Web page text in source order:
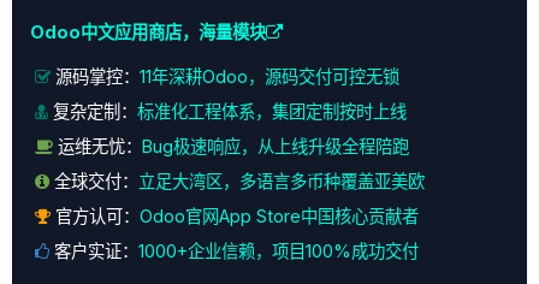
Odoo中文应用商店，海量模块
源码掌控： 11年深耕Odoo，源码交付可控无锁
复杂定制： 标准化工程体系，集团定制按时上线
运维无忧：
Bug极速响应，从上线升级全程陪跑
全球交付： 立足大湾区，多语言多币种覆盖亚美欧
官方认可： Odoo官网App Store中国核心贡献者
客户实证： 1000+企业信赖，项目100%成功交付